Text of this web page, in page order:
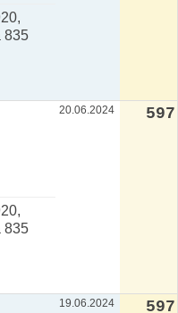
835
835
20.06.2024 597
19.06.2024 597